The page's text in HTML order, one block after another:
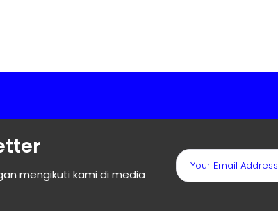
mengikuti kami di media